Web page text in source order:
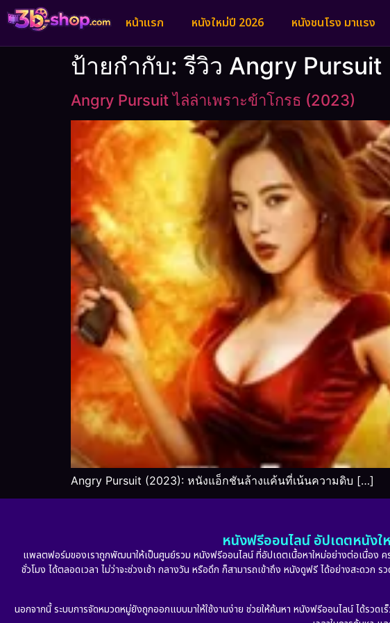
หน้าแรก หนังใหม่ปี 2026 หนังชนโรง มาแรง
ป้ายกำกับ:รีวิว Angry Pursuit
Angry Pursuit ไล่ล่าเพราะข้าโกรธ (2023)
Angry Pursuit (2023): หนังแอ็กชันล้างแค้นที่เน้นความดิบ […]
หนังฟรีออนไลน์ อัปเดตหนัง
แพลตฟอร์มของเราถูกพัฒนาให้เป็นศูนย์รวม หนังฟรีออนไลน์ ที่อัปเดตเนื้อหาใหม่อย่างต่อเนื่อง
ชั่วโมง ได้ตลอดเวลา ไม่ว่าจะช่วงเช้า กลางวัน หรือดึก ก็สามารถเข้าถึง หนังดูฟรี ได้อย่างสะดว
นอกจากนี้ ระบบการจัดหมวดหมู่ยังถูกออกแบบมาให้ใช้งานง่าย ช่วยให้ค้นหา หนังฟรีออนไลน์ ได้ร